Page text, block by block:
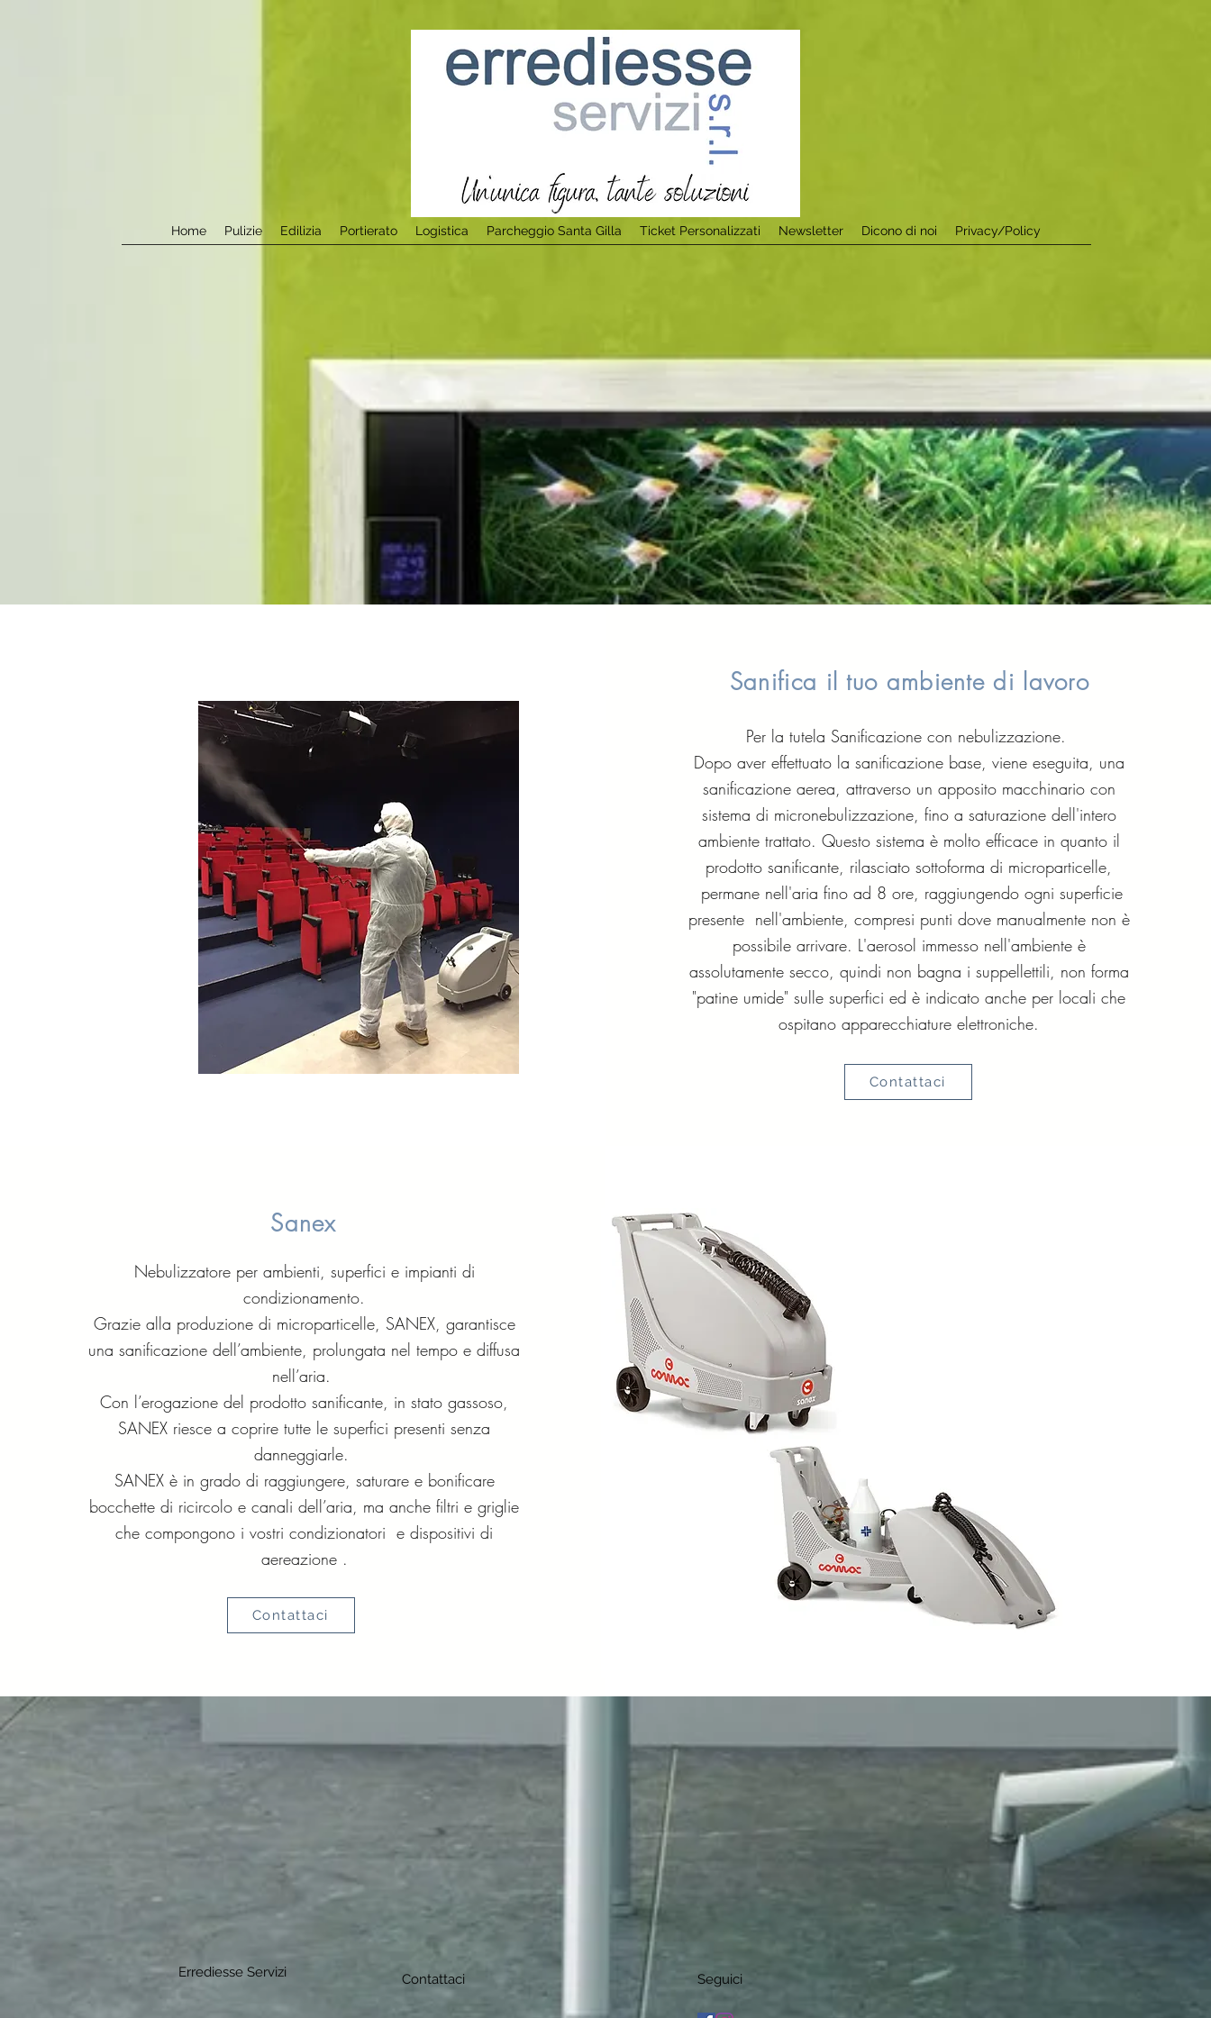
Home Pulizie Edilizia Portierato Logistica Parcheggio Santa Gilla Ticket Personalizzati Newsletter Dicono di noi Privacy/Policy
Sanifica il tuo ambiente di lavoro
Per la tutela Sanificazione con nebulizzazione.
Dopo aver effettuato la sanificazione base, viene eseguita, una
sanificazione aerea, attraverso un apposito macchinario con
sistema di micronebulizzazione, fino a saturazione dell'intero
ambiente trattato. Questo sistema è molto efficace in quanto il
prodotto sanificante, rilasciato sottoforma di microparticelle,
permane nell'aria fino ad 8 ore, raggiungendo ogni superficie
presente nell'ambiente, compresi punti dove manualmente non è
possibile arrivare. L'aerosol immesso nell'ambiente è
assolutamente secco, quindi non bagna i suppellettili, non forma
"patine umide" sulle superfici ed è indicato anche per locali che
ospitano apparecchiature elettroniche.
Contattaci
Sanex
Nebulizzatore per ambienti, superfici e impianti di
condizionamento.
Grazie alla produzione di microparticelle, SANEX, garantisce
una sanificazione dell’ambiente, prolungata nel tempo e diffusa
nell’aria.
Con l’erogazione del prodotto sanificante, in stato gassoso,
SANEX riesce a coprire tutte le superfici presenti senza
danneggiarle.
SANEX è in grado di raggiungere, saturare e bonificare
bocchette di ricircolo e canali dell’aria, ma anche filtri e griglie
che compongono i vostri condizionatori e dispositivi di
aereazione .
Contattaci
Errediesse Servizi Contattaci Seguici